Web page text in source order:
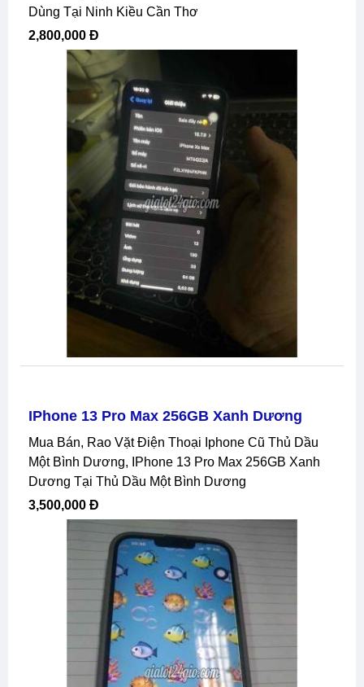
Dùng Tại Ninh Kiều Cần Thơ
2,800,000 Đ
IPhone 13 Pro Max 256GB Xanh Dương
Mua Bán, Rao Vặt Điện Thoại Iphone Cũ Thủ Dầu
Một Bình Dương, IPhone 13 Pro Max 256GB Xanh
Dương Tại Thủ Dầu Một Bình Dương
3,500,000 Đ